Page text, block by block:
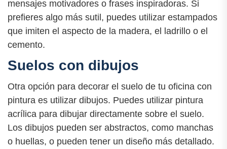
mensajes motivadores o frases inspiradoras. Si
prefieres algo más sutil, puedes utilizar estampados
que imiten el aspecto de la madera, el ladrillo o el
cemento.
Suelos con dibujos
Otra opción para decorar el suelo de tu oficina con
pintura es utilizar dibujos. Puedes utilizar pintura
acrílica para dibujar directamente sobre el suelo.
Los dibujos pueden ser abstractos, como manchas
o huellas, o pueden tener un diseño más detallado.